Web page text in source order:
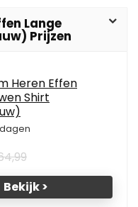
Lange
Prijzen
Heren Effen
Shirt
Bekijk >